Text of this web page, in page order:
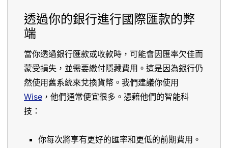
透過你的銀行進行國際匯款的弊
端
當你透過銀行匯款或收款時，可能會因匯率欠佳而
蒙受損失，並需要繳付隱藏費用。這是因為銀行仍
然使用舊系統來兌換貨幣。我們建議你使用
Wise ，他們通常便宜很多。憑藉他們的智能科
技：
你每次將享有更好的匯率和更低的前期費用。